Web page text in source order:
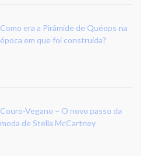
Como era a Pirâmide de Quéops na
época em que foi construída?
Couro-Vegano – O novo passo da
moda de Stella McCartney